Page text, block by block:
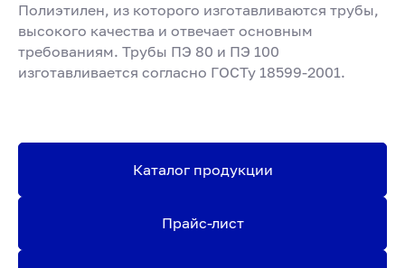
Полиэтилен, из которого изготавливаются трубы,
высокого качества и отвечает основным
требованиям. Трубы ПЭ 80 и ПЭ 100
изготавливается согласно ГОСТу 18599-2001.
Каталог продукции
Прайс-лист